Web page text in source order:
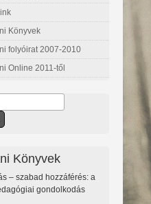
Könyvek
folyóirat 2007-2010
Online 2011-től
űrlap
Könyvek
– szabad hozzáférés: a
gondolkodás